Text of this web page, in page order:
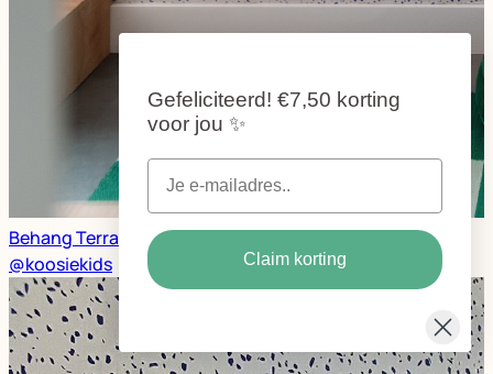
Behang Terrazzo kobalt en Muurverf Framboos -
@koosiekids
Gefeliciteerd! €7,50 korting
voor jou ✨
Claim korting